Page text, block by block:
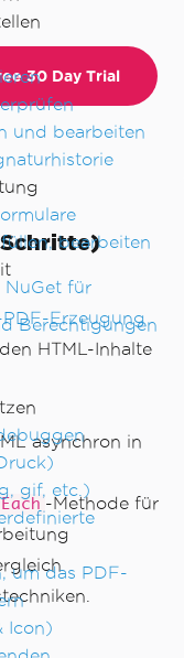
und bearbeiten
bearbeiten
Berechtigungen
gif, etc.)
um das PDF-
Icon)
30 Day Trial
NuGet für
Erzeugung
HTML-Inhalte
asynchron in
-Methode für